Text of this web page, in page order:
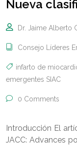
Nueva
Dr. Jaime Alberto
Consejo Líderes
infarto de
emergentes SIAC
0 Comments
Introducción El
JACC: Advances